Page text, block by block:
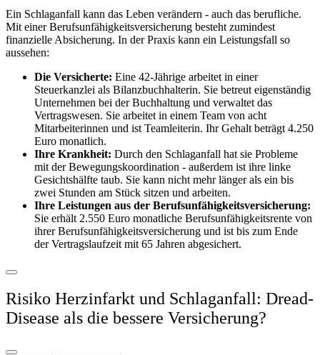
Ein Schlaganfall kann das Leben verändern - auch das berufliche.
Mit einer Berufsunfähigkeitsversicherung besteht zumindest
finanzielle Absicherung. In der Praxis kann ein Leistungsfall so
aussehen:
Die Versicherte: Eine 42-Jährige arbeitet in einer
Steuerkanzlei als Bilanzbuchhalterin. Sie betreut eigenständig
Unternehmen bei der Buchhaltung und verwaltet das
Vertragswesen. Sie arbeitet in einem Team von acht
Mitarbeiterinnen und ist Teamleiterin. Ihr Gehalt beträgt 4.250
Euro monatlich.
Ihre Krankheit: Durch den Schlaganfall hat sie Probleme
mit der Bewegungskoordination - außerdem ist ihre linke
Gesichtshälfte taub. Sie kann nicht mehr länger als ein bis
zwei Stunden am Stück sitzen und arbeiten.
Ihre Leistungen aus der Berufsunfähigkeitsversicherung:
Sie erhält 2.550 Euro monatliche Berufsunfähigkeitsrente von
ihrer Berufsunfähigkeitsversicherung und ist bis zum Ende
der Vertragslaufzeit mit 65 Jahren abgesichert.
Risiko Herzinfarkt und Schlaganfall: Dread-
Disease als die bessere Versicherung?